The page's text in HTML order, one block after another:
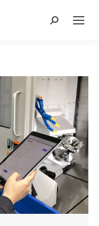
Search: